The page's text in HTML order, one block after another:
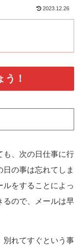
2023.12.26
う！
も、次の日仕事に行
の事は忘れてしま
ルをすることによっ
るので、メールは早
別れてすぐという事